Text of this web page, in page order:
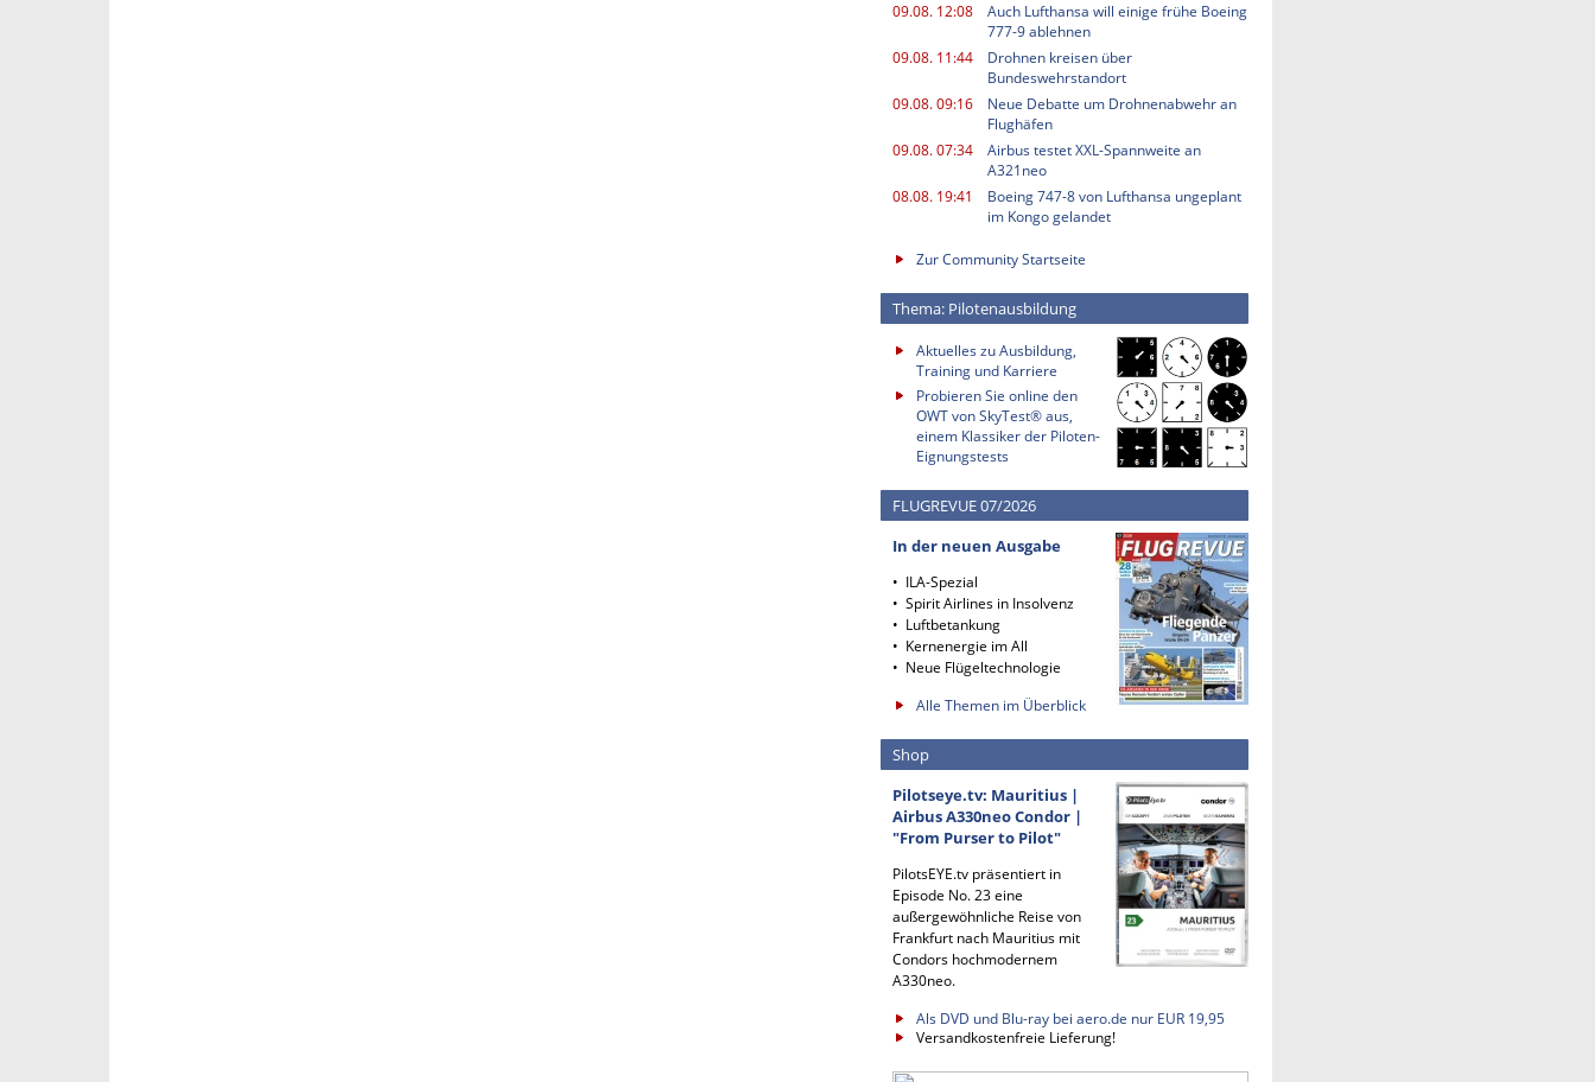
09.08. 12:08
Auch Lufthansa will einige frühe Boeing
777-9 ablehnen
09.08. 11:44
Drohnen kreisen über
Bundeswehrstandort
09.08. 09:16
Neue Debatte um Drohnenabwehr an
Flughäfen
09.08. 07:34
Airbus testet XXL-Spannweite an
A321neo
08.08. 19:41
Boeing 747-8 von Lufthansa ungeplant
im Kongo gelandet
Zur Community Startseite
Thema: Pilotenausbildung
Aktuelles zu Ausbildung,
Training und Karriere
Probieren Sie online den
OWT von SkyTest® aus,
einem Klassiker der Piloten-
Eignungstests
FLUGREVUE 07/2026
In der neuen Ausgabe
• ILA-Spezial
• Spirit Airlines in Insolvenz
• Luftbetankung
• Kernenergie im All
• Neue Flügeltechnologie
Alle Themen im Überblick
Shop
Pilotseye.tv: Mauritius |
Airbus A330neo Condor |
"From Purser to Pilot"
PilotsEYE.tv präsentiert in
Episode No. 23 eine
außergewöhnliche Reise von
Frankfurt nach Mauritius mit
Condors hochmodernem
A330neo.
Als DVD und Blu-ray bei aero.de nur EUR 19,95
Versandkostenfreie Lieferung!